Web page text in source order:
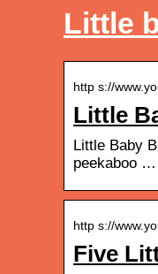
Little
http s://
Little
Little Baby
peekaboo …
http s://
Five